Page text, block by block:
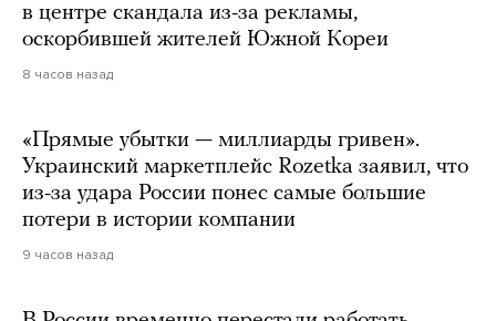
в центре скандала из-за рекламы,
оскорбившей жителей Южной Кореи
8 часов назад
«Прямые убытки — миллиарды гривен».
Украинский маркетплейс Rozetka заявил, что
из-за удара России понес самые большие
потери в истории компании
9 часов назад